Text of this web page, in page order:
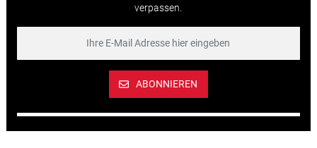
verpassen.
ABONNIEREN